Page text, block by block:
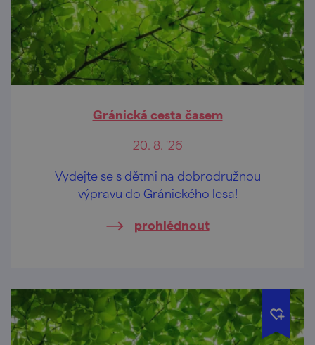
Gránická cesta časem
20. 8. '26
Vydejte se s dětmi na dobrodružnou
výpravu do Gránického lesa!
prohlédnout